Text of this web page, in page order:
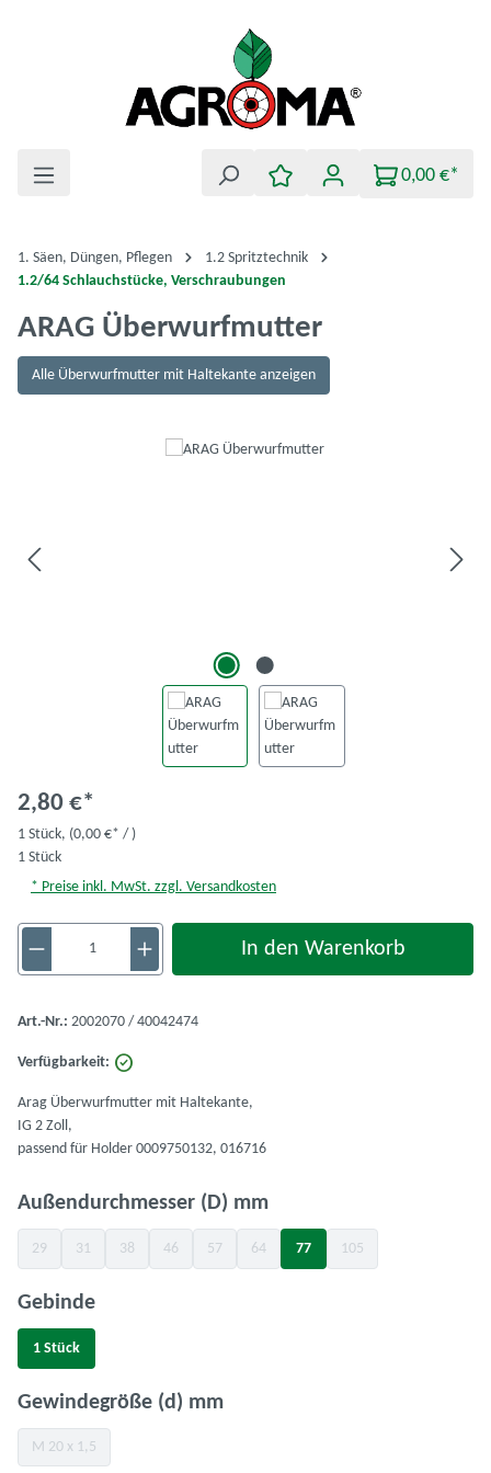
0,00 €*
1. Säen, Düngen, Pflegen
1.2 Spritztechnik
1.2/64 Schlauchstücke, Verschraubungen
ARAG Überwurfmutter
Alle Überwurfmutter mit Haltekante anzeigen
2,80 €*
1 Stück, (0,00 €* / )
1 Stück
* Preise inkl. MwSt. zzgl. Versandkosten
Produkt Anzahl: Gib den gewünschten Wert
In den Warenkorb
Art.-Nr.: 2002070 / 40042474
Verfügbarkeit:
Arag Überwurfmutter mit Haltekante,
IG 2 Zoll,
passend für Holder 0009750132, 016716
Außendurchmesser (D) mmauswählen
29(Diese Option ist zurzeit nicht verfügbar.)
31(Diese Option ist zurzeit nicht verfügbar.)
38(Diese Option ist zurzeit nicht verfügbar.)
46(Diese Option ist zurzeit nicht verfügbar.)
57(Diese Option ist zurzeit nicht verfügbar.)
64(Diese Option ist zurzeit nicht verfügbar.)
77(Diese Option ist zurzeit nicht
105(Diese Option ist zurzeit
Gebindeauswählen
1 Stück(Diese Option ist zurzeit nicht verfügbar.)
Gewindegröße (d) mmauswählen
M 20 x 1,5(Diese Option ist zurzeit nicht verfügbar.)